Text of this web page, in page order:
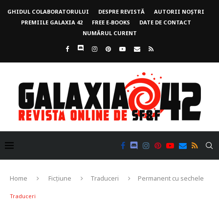
GHIDUL COLABORATORULUI DESPRE REVISTĂ
AUTORII NOȘTRI
PREMIILE GALAXIA 42
FREE E-BOOKS
DATE DE CONTACT
NUMĂRUL CURENT
Home Ficțiune Traduceri Permanent cu sechele
Traduceri